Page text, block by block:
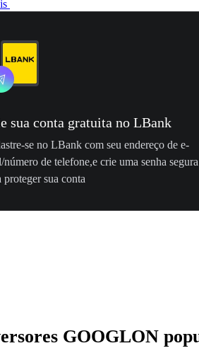
sua conta gratuita no LBank
se no LBank com seu endereço de e-
número de telefone,e crie uma senha segura
proteger sua conta
GOOGLON